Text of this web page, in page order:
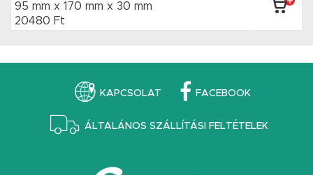
95 mm x 170 mm x 30 mm
20480 Ft
KAPCSOLAT FACEBOOK
ÁLTALÁNOS SZÁLLÍTÁSI FELTÉTELEK